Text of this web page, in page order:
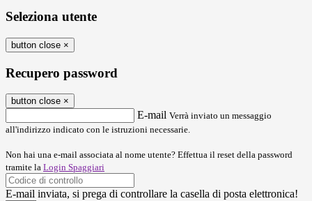
Seleziona utente
button close ×
Recupero password
button close ×
E-mail Verrà inviato un messaggio
all'indirizzo indicato con le istruzioni necessarie.
Non hai una e-mail associata al nome utente? Effettua il reset della password
tramite la Login Spaggiari
E-mail inviata, si prega di controllare la casella di posta elettronica!